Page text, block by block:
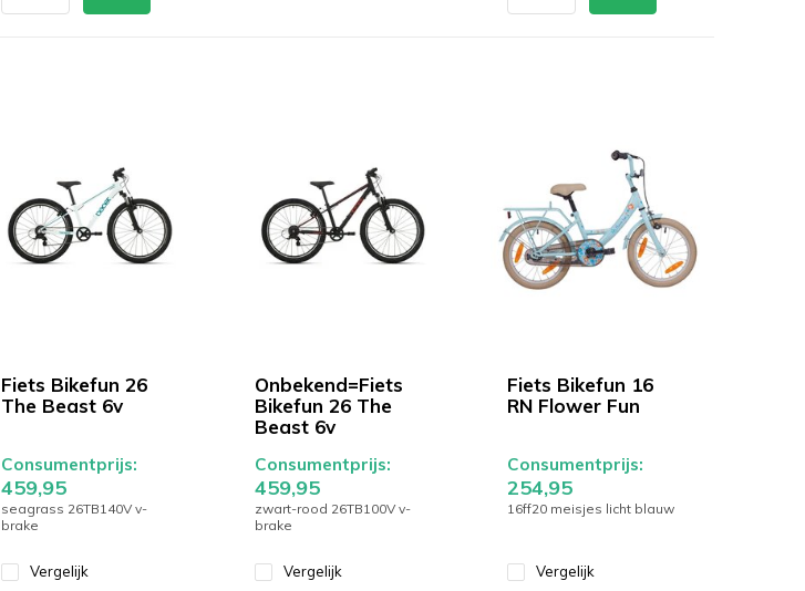
Fiets Bikefun 26
The Beast 6v
Consumentprijs:
459,95
seagrass 26TB140V v-
brake
Vergelijk
Onbekend=Fiets
Bikefun 26 The
Beast 6v
Consumentprijs:
459,95
zwart-rood 26TB100V v-
brake
Vergelijk
Fiets Bikefun 16
RN Flower Fun
Consumentprijs:
254,95
16ff20 meisjes licht blauw
Vergelijk